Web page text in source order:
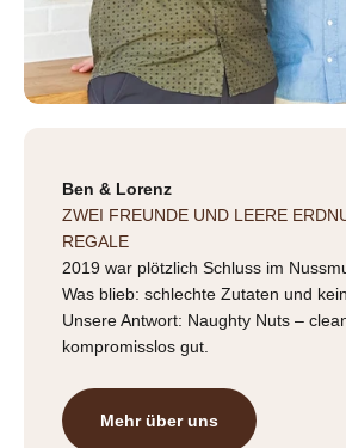
Ben & Lorenz
ZWEI FREUNDE UND LEERE
REGALE
2019 war plötzlich Schluss im
Was blieb: schlechte Zutaten und
Unsere Antwort: Naughty Nuts –
kompromisslos gut.
Mehr über uns